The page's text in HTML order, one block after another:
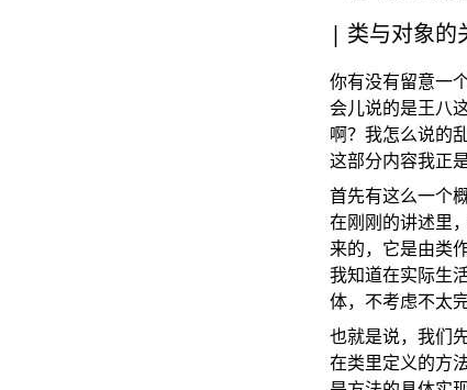
类与对象的
你有没有留意一
会儿说的是王八
啊？我怎么说的
这部分内容我正
首先有这么一个
在刚刚的讲述里
来的，它是由类
我知道在实际生
体，不考虑不太
也就是说，我们
在类里定义的方